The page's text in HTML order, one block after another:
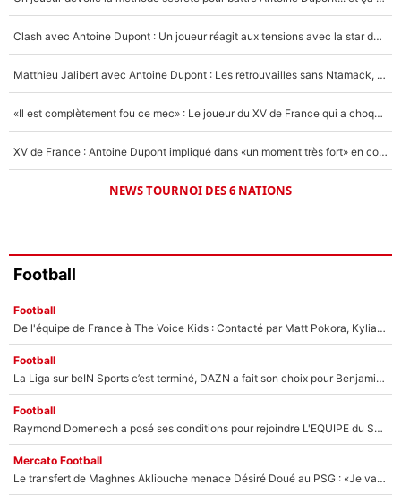
Un autre joueur
5% Clash avec Antoine Dupont : Un joueur réagit aux tensions avec la star du XV de France !
Matthieu Jalibert avec Antoine Dupont : Les retrouvailles sans Ntamack, «il y a eu des discussions»
«Il est complètement fou ce mec» : Le joueur du XV de France qui a choqué Matthieu Jalibert !
XV de France : Antoine Dupont impliqué dans «un moment très fort» en coulisses
NEWS TOURNOI DES 6 NATIONS
Football
Football
De l'équipe de France à The Voice Kids : Contacté par Matt Pokora, Kylian Mbappé a accepté de jouer un rôle inédit sur TF1 !
Football
La Liga sur beIN Sports c’est terminé, DAZN a fait son choix pour Benjamin Da Silva et Omar Da Fonseca !
Football
Raymond Domenech a posé ses conditions pour rejoindre L'EQUIPE du Soir : Il refuse de faire l'émission avec un autre chroniqueur !
Mercato Football
Le transfert de Maghnes Akliouche menace Désiré Doué au PSG : «Je valide à 200%»